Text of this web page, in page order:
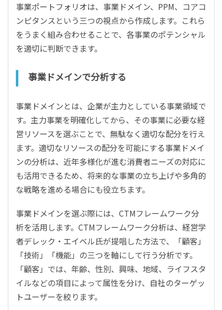
事業ポートフォリオは、事業ドメイン、PPM、コアコ
ンピタンスという三つの視点から作成します。これら
をうまく組み合わせることで、各事業のポテンシャル
を適切に判断できます。
事業ドメインで分析する
事業ドメインとは、企業が主力としている事業領域で
す。主力事業を明確化してから、その事業に必要な経
営リソースを選ぶことで、無駄なく適切な配分を行え
ます。適切なリソースの配分を可能にする事業ドメイ
ンの分析は、近年多様化が進む消費者ニーズの対応に
も活用できるため、将来的な事業の立ち上げや多角的
な戦略を進める場合にも役立ちます。
事業ドメインを選ぶ際には、CTMフレームワーク分
析を活用します。CTMフレームワーク分析は、経営学
者デレック・エイベル氏が提唱した方法で、「顧客」
「技術」「機能」の三つを軸にして行う分析です。
「顧客」では、年齢、性別、興味、地域、ライフスタ
イルなどの項目によって属性を分け、自社のターゲッ
トユーザーを絞ります。